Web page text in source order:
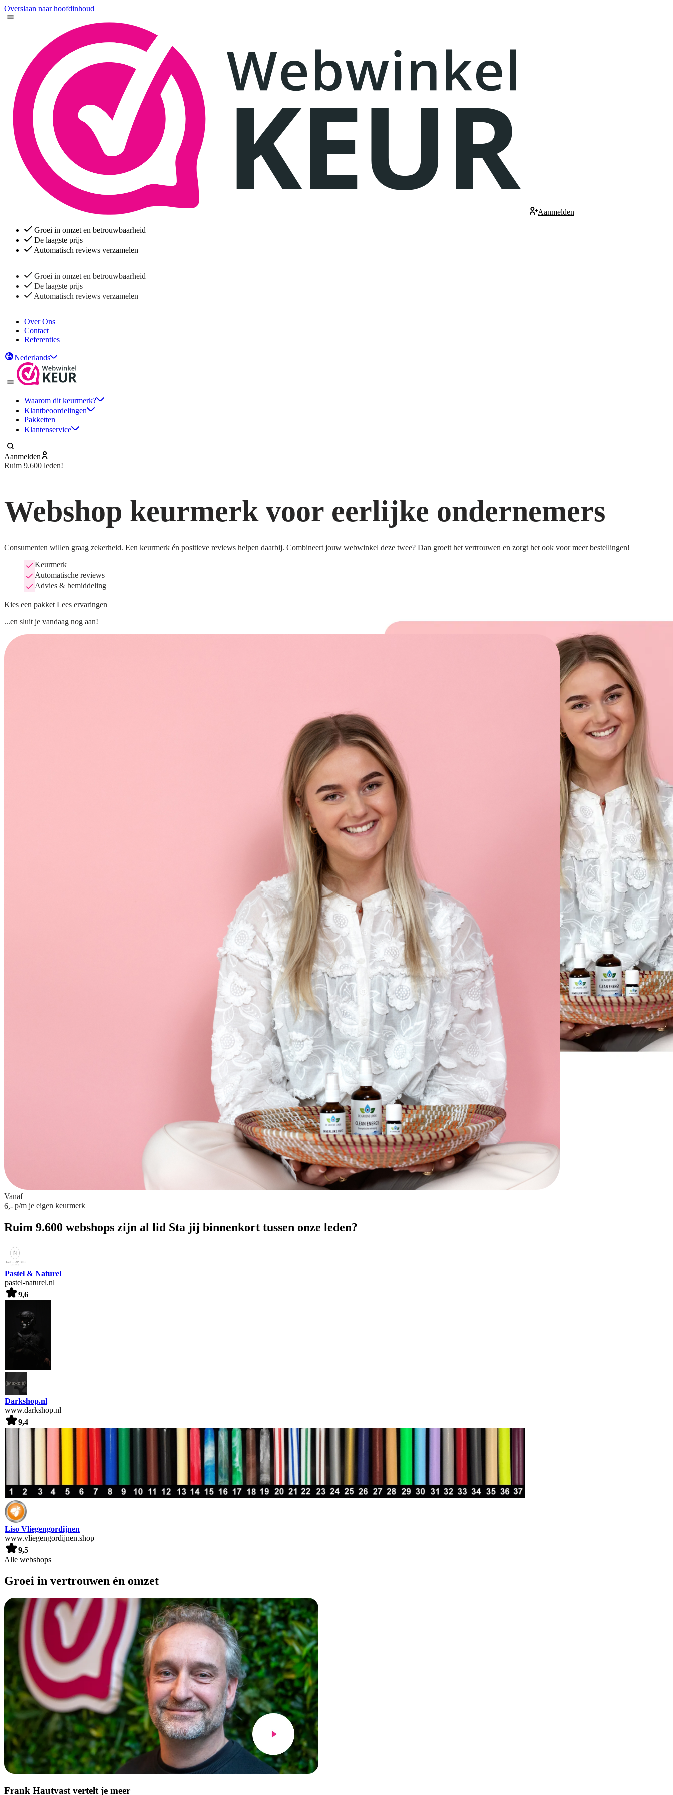
Overslaan naar hoofdinhoud
Aanmelden
Groei in omzet en betrouwbaarheid
De laagste prijs
Automatisch reviews verzamelen
Groei in omzet en betrouwbaarheid
De laagste prijs
Automatisch reviews verzamelen
Over Ons
Contact
Referenties
Nederlands
Waarom dit keurmerk?
Klantbeoordelingen
Pakketten
Klantenservice
Aanmelden
Ruim 9.600 leden!
Webshop keurmerk voor eerlijke ondernemers
Consumenten willen graag zekerheid. Een keurmerk én positieve reviews helpen daarbij. Combineert jouw webwinkel deze twee? Dan groeit het vertrouwen en zorgt het ook voor meer bestellingen!
Keurmerk
Automatische reviews
Advies & bemiddeling
Kies een pakket Lees ervaringen
...en sluit je vandaag nog aan!
Vanaf
6,- p/m je eigen keurmerk
Ruim 9.600 webshops zijn al lid Sta jij binnenkort tussen onze leden?
Pastel & Naturel
pastel-naturel.nl
9,6
Darkshop.nl
www.darkshop.nl
9,4
Liso Vliegengordijnen
www.vliegengordijnen.shop
9,5
Alle webshops
Groei in vertrouwen én omzet
Frank Hautvast vertelt je meer